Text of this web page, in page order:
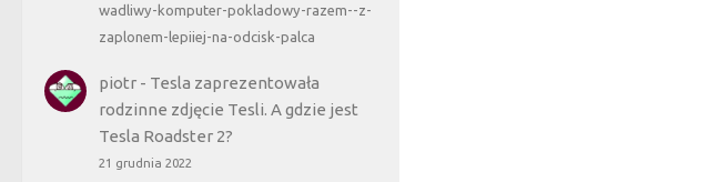
wadliwy-komputer-pokladowy-razem--z-
zaplonem-lepiiej-na-odcisk-palca
piotr- Tesla zaprezentowała
rodzinne zdjęcie Tesli. A gdzie jest
Tesla Roadster 2?
21 grudnia 2022